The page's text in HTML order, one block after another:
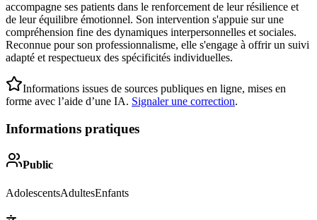
accompagne ses patients dans le renforcement de leur résilience et
de leur équilibre émotionnel. Son intervention s'appuie sur une
compréhension fine des dynamiques interpersonnelles et sociales.
Reconnue pour son professionnalisme, elle s'engage à offrir un suivi
adapté et respectueux des spécificités individuelles.
Informations issues de sources publiques en ligne, mises en
forme avec l’aide d’une IA. Signaler une correction.
Informations pratiques
Public
AdolescentsAdultesEnfants